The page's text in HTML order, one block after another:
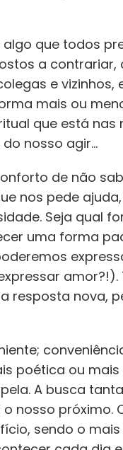
algo que todos
a contrariar,
e vizinhos,
mais ou
que está nas
nosso agir…
de não
nos pede
Seja qual
uma forma
resposta nova,
poética ou
A busca
nosso próximo.
sendo o